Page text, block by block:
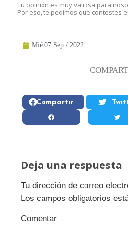
Tu opinión es muy valiosa para
Por eso, te pedimos que contestes
Mié 07 Sep / 2022
Compartir
Deja una respuesta
Tu dirección de correo
Los campos obligatorios
Comentar